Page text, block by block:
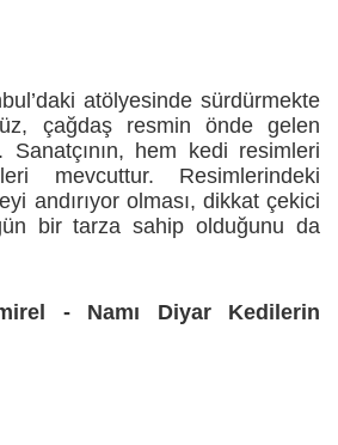
atölyesinde sürdürmekte
çağdaş resmin önde gelen
Sanatçının, hem kedi resimleri
mevcuttur. Resimlerindeki
andırıyor olması, dikkat çekici
bir tarza sahip olduğunu da
- Namı Diyar Kedilerin